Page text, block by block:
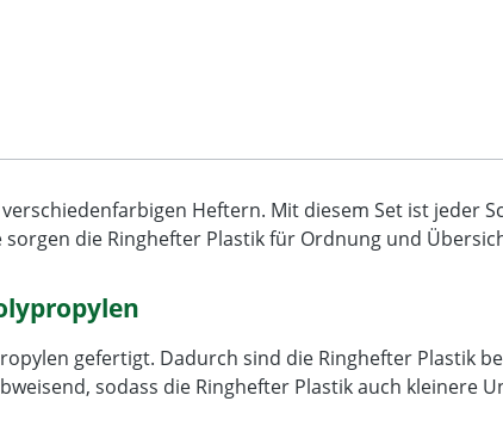
Heftern. Mit diesem Set ist
die Ringhefter Plastik für Ordnung und
gefertigt. Dadurch sind die Ringhefter Plastik
sodass die Ringhefter Plastik auch kleinere